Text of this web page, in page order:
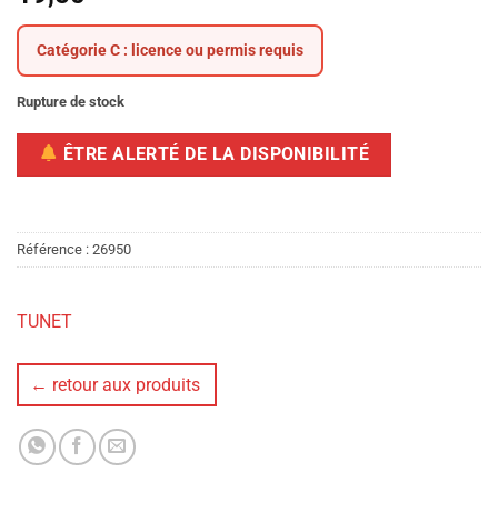
Catégorie C : licence ou permis requis
Rupture de stock
ÊTRE ALERTÉ DE LA DISPONIBILITÉ
Référence : 26950
TUNET
← retour aux produits